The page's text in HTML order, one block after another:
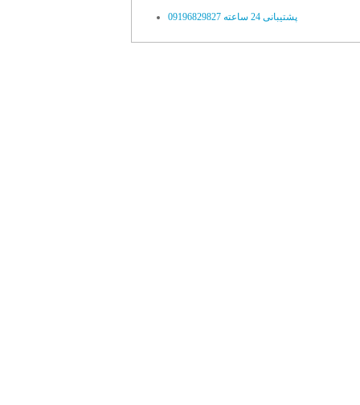
پشتیبانی 24 ساعته 09196829827